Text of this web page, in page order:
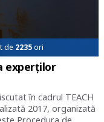
de 2235ori
experților
în cadrul TEACH
2017, organizată